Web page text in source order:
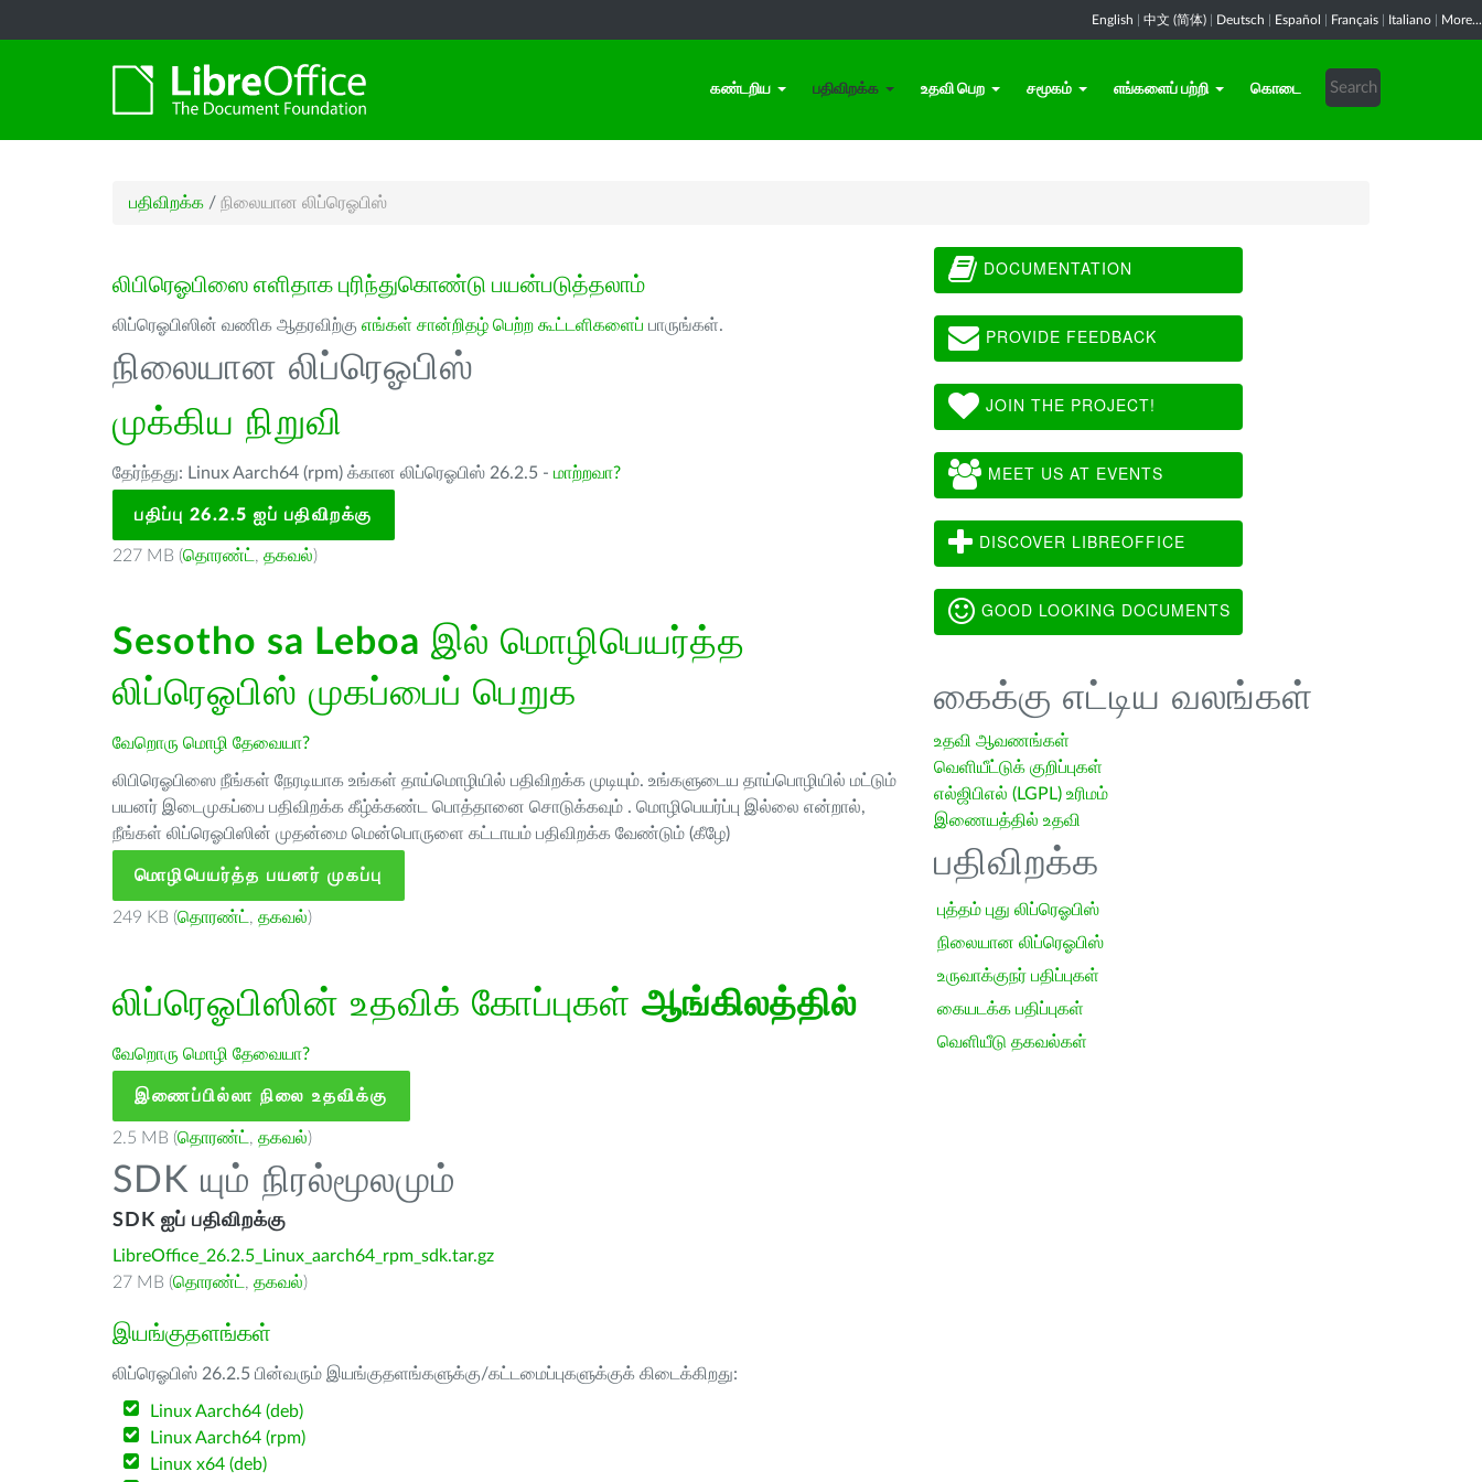
English 中文 (简体) Deutsch Español Français Italiano More...
கண்டறிய பதிவிறக்க உதவி பெற சமூகம் எங்களைப் பற்றி கொடை
பதிவிறக்க / நிலையான லிப்ரெஓபிஸ்
லிபிரெஓபிஸை எளிதாக புரிந்துகொண்டு பயன்படுத்தலாம்
லிப்ரெஓபிஸின் வணிக ஆதரவிற்கு எங்கள் சான்றிதழ் பெற்ற கூட்டளிகளைப் பாருங்கள்.
நிலையான லிப்ரெஓபிஸ்
முக்கிய நிறுவி
தேர்ந்தது: Linux Aarch64 (rpm) க்கான லிப்ரெஓபிஸ் 26.2.5 - மாற்றவா?
பதிப்பு 26.2.5 ஐப் பதிவிறக்கு
227 MB (தொரண்ட் , தகவல்)
Sesotho sa Leboa இல் மொழிபெயர்த்த
லிப்ரெஓபிஸ் முகப்பைப் பெறுக
வேறொரு மொழி தேவையா?
லிபிரெஓபிஸை நீங்கள் நேரடியாக உங்கள் தாய்மொழியில் பதிவிறக்க முடியும். உங்களுடைய தாய்பொழியில் மட்டும்
பயனர் இடைமுகப்பை பதிவிறக்க கீழ்க்கண்ட பொத்தானை சொடுக்கவும் . மொழிபெயர்ப்பு இல்லை என்றால்,
நீங்கள் லிப்ரெஓபிஸின் முதன்மை மென்பொருளை கட்டாயம் பதிவிறக்க வேண்டும் (கீழே)
மொழிபெயர்த்த பயனர் முகப்பு
249 KB (தொரண்ட் , தகவல்)
லிப்ரெஓபிஸின் உதவிக் கோப்புகள் ஆங்கிலத்தில்
வேறொரு மொழி தேவையா?
இணைப்பில்லா நிலை உதவிக்கு
2.5 MB (தொரண்ட் , தகவல்)
SDK யும் நிரல்மூலமும்
SDK ஐப் பதிவிறக்கு
LibreOffice_26.2.5_Linux_aarch64_rpm_sdk.tar.gz
27 MB (தொரண்ட் , தகவல்)
இயங்குதளங்கள்
லிப்ரெஓபிஸ் 26.2.5 பின்வரும் இயங்குதளங்களுக்கு/கட்டமைப்புகளுக்குக் கிடைக்கிறது:
Linux Aarch64 (deb)
Linux Aarch64 (rpm)
Linux x64 (deb)
DOCUMENTATION
PROVIDE FEEDBACK
JOIN THE PROJECT!
MEET US AT EVENTS
DISCOVER LIBREOFFICE
GOOD LOOKING DOCUMENTS
கைக்கு எட்டிய வலங்கள்
உதவி ஆவணங்கள்
வெளியீட்டுக் குறிப்புகள்
எல்ஜிபிஎல் (LGPL) உரிமம்
இணையத்தில் உதவி
பதிவிறக்க
புத்தம் புது லிப்ரெஓபிஸ்
நிலையான லிப்ரெஓபிஸ்
உருவாக்குநர் பதிப்புகள்
கையடக்க பதிப்புகள்
வெளியீடு தகவல்கள்